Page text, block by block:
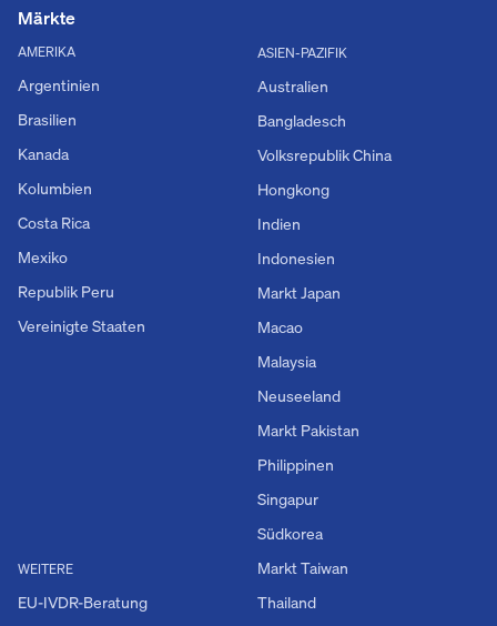
Märkte
AMERIKA
Argentinien
Brasilien
Kanada
Kolumbien
Costa Rica
Mexiko
Republik Peru
Vereinigte Staaten
WEITERE
EU-IVDR-Beratung
ASIEN-PAZIFIK
Australien
Bangladesch
Volksrepublik China
Hongkong
Indien
Indonesien
Markt Japan
Macao
Malaysia
Neuseeland
Markt Pakistan
Philippinen
Singapur
Südkorea
Markt Taiwan
Thailand